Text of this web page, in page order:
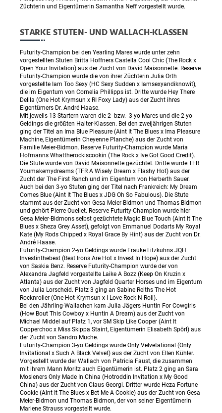
Züchterin und Eigentümerin Samantha Neff vorgestellt wurde.
STARKE STUTEN- UND WALLACH-KLASSEN
Futurity-Champion bei den Yearling Mares wurde unter zehn
vorgestellten Stuten Britta Hoffners Castella Cool Chic (The Rock x
Open Your Invitation) aus der Zucht von David Maisonnette. Reserve
Futurity-Champion wurde die von ihrer Züchterin Julia Orth
vorgestellte Iam Too Sexy (HC Sexy Sudden x Iamsexyandiknowit),
die im Eigentum von Cornelia Phillipps ist. Dritte wurde Hey There
Delila (One Hot Krymsun x RI Foxy Lady) aus der Zucht ihres
Eigentümers Dr. André Haase.
Mit jeweils 13 Startern waren die 2- bzw.- 3-yo Mares und die 2-yo
Geldings die größten Halter-Klassen. Bei den zweijährigen Stuten
ging der Titel an Ima Blue Pleasure (Aint It The Blues x Ima Pleasure
Machine, Eigentümerin Cheyenne Planche) aus der Zucht von
Familie Meier-Bidmon. Reserve Futurity-Champion wurde Maria
Hofmanns Whattherockiscookin (The Rock x Ive Got Good Credit).
Die Stute wurde von David Maisonnette gezüchtet. Dritte wurde TFR
Youmakemydreams (TFR A Wisely Dream x Flashy Hot) aus der
Zucht der The First Ranch und im Eigentum von Herberth Sauer.
Auch bei den 3-yo Stuten ging der Titel nach Frankreich: My Dream
Comes Blue (Aint It The Blues x JDG Oh So Fabulous). Die Stute
stammt aus der Zucht von Gesa Meier-Bidmon und Thomas Bidmon
und gehört Pierre Ouellet. Reserve Futurity-Champion wurde hier
Gesa Meier-Bidmons selbst gezüchtete Magic Blue Touch (Aint It The
Blues x Sheza Grey Asset), gefolgt von Emmanuel Dodarts My Royal
Kate (My Rods Chipped x Royal Grace By Hint) aus der Zucht von Dr.
André Haase.
Futurity-Champion 2-yo Geldings wurde Frauke Litzkuhns JQH
Investinthebest (Best Irons Are Hot x Invest In Hope) aus der Zucht
von Saskia Benz. Reserve Futurity-Champion wurde der von
Alexandra Jagfeld vorgestellte Laike A Bozz (Keep On Kruzin x
Atlanta) aus der Zucht von Jagfeld Quarter Horses und im Eigentum
von Julia Lorscheid. Platz 3 ging an Sabine Reiths The Hot
Rocknroller (One Hot Krymsun x I Love Rock N Roll).
Bei den Jährling-Wallachen kam Julia Jägers Huntin For Cowgirls
(How Bout This Cowboy x Huntin A Dream) aus der Zucht von
Michael Middel auf Platz 1, vor SM Skip Like Cooper (Aint It
Copperchoc x Miss Skippa Staint, Eigentümerin Elisabeth Spörl) aus
der Zucht von Sandro Muche.
Futurity-Champion 3-yo Geldings wurde Only Velvetational (Only
Invitational x Such A Black Velvet) aus der Zucht von Ellen Kühler.
Vorgestellt wurde der Wallach von Patricia Faust, die zusammen
mit ihrem Mann Moritz auch Eigentümerin ist. Platz 2 ging an Sara
Mosleners Only Made In China (Hotroddin Invitation x My Good
China) aus der Zucht von Claus Georgi. Dritter wurde Heza Fortune
Cookie (Aint It The Blues x Bet Me A Cookie) aus der Zucht von Gesa
Meier-Bidmon und Thomas Bidmon, der von seiner Eigentümerin
Marlene Strauss vorgestellt wurde.